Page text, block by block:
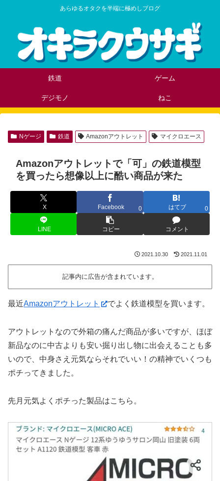
あらゆるオタクを半端に極めしブログ
鉄道 ゲーム
デジモノ ねこ
Nゲージ 鉄道 Amazonアウトレット マイクロエース
Amazonアウトレットで「可」の鉄道模型
を買ったら想像以上に酷い商品が来た
X Facebook 0 はてブ 0
LINE コピー コメント
2021.10.30 2021.11.01
記事内に広告が含まれています。
最近Amazonアウトレット でよく鉄道模型を買います。
アウトレットなので外箱の痛んだ商品が多いですが、ほぼ
新品なのに中古よりも安い掘り出し物に出会えることも多
いので、中身さえ元気ならそれでいい！の精神でいくつも
ポチってきました。
先月元気よくポチった製品はこちら。